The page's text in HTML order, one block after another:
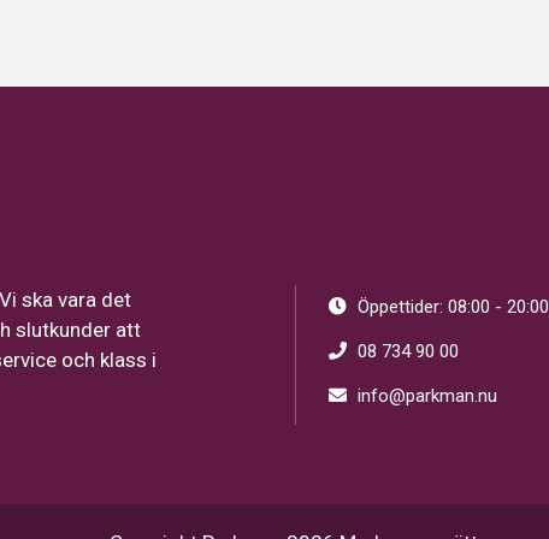
ska vara det
slutkunder att
och klass i
Öppettider: 08:00 - 20:00
08 734 90 00
info@parkman.nu